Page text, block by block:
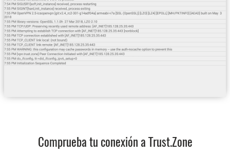
Comprueba tu conexión a Trust.Zone